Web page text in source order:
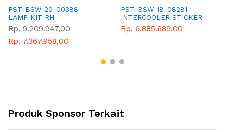
PST-BSW-20-00388
LAMP KIT RH
Rp. 9.209.947,00
Rp. 7.367.958,00
PST-BSW-18-08281
INTERCOOLER STICKER
Rp. 6.885.689,00
Produk Sponsor Terkait